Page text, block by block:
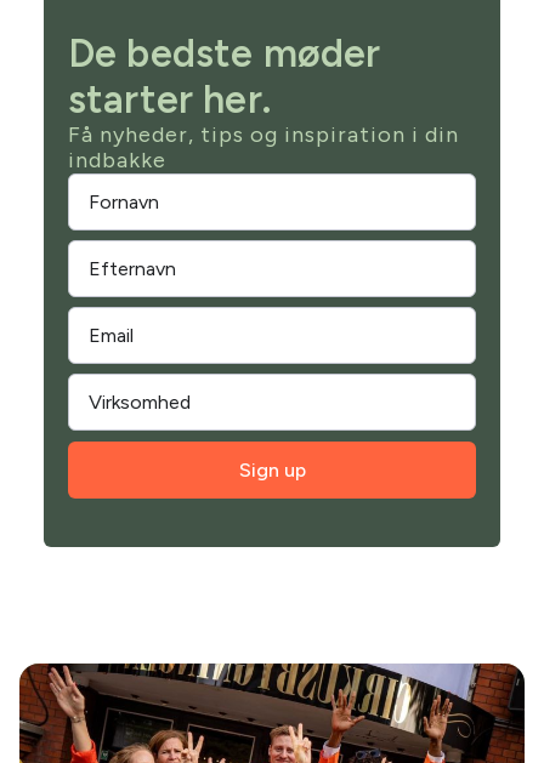
De bedste møder
starter her.
Få nyheder, tips og inspiration i din
indbakke
Sign up